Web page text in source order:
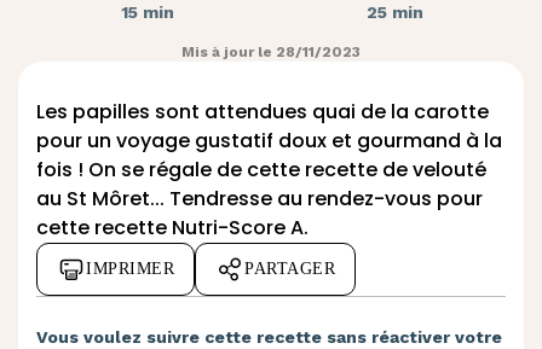
15 min 25 min
Mis à jour le 28/11/2023
Les papilles sont attendues quai de la carotte
pour un voyage gustatif doux et gourmand à la
fois ! On se régale de cette recette de velouté
au St Môret... Tendresse au rendez-vous pour
cette recette Nutri-Score A.
IMPRIMER PARTAGER
Vous voulez suivre cette recette sans réactiver votre